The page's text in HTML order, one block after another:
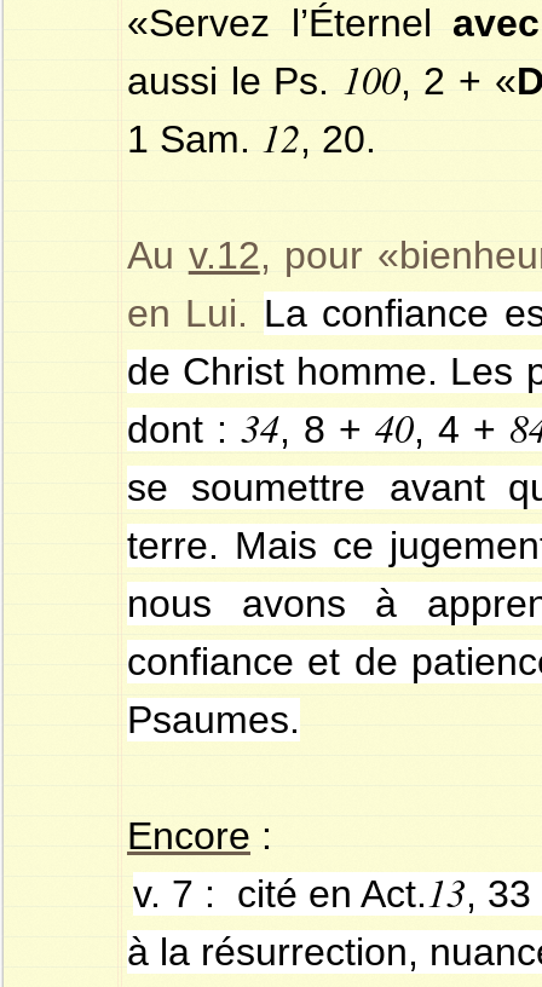
«Servez l’Éternel
aussi le Ps. 100, 2 + «
1 Sam. 12, 20.
Au v.12, pour
en Lui. La confiance
de Christ homme. Les
dont : 34, 8 + 40, 4 +
se soumettre avant
terre. Mais ce
nous avons à
confiance et de
Psaumes.
Encore :
v. 7 : cité en Act.13,
à la résurrection,